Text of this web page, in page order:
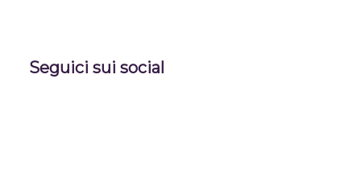
Seguici sui social